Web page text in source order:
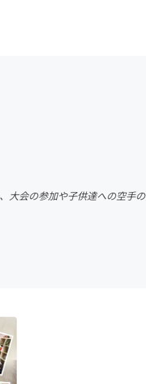
ファッション
大会の参加や子供達への空手